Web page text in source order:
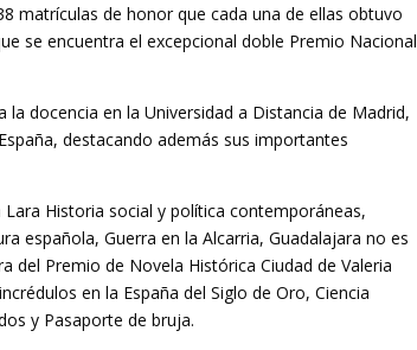
matrículas de honor que cada una de ellas obtuvo
se encuentra el excepcional doble Premio Nacional
docencia en la Universidad a Distancia de Madrid,
destacando además sus importantes
Historia social y política contemporáneas,
española, Guerra en la Alcarria, Guadalajara no es
del Premio de Novela Histórica Ciudad de Valeria
en la España del Siglo de Oro, Ciencia
y Pasaporte de bruja.